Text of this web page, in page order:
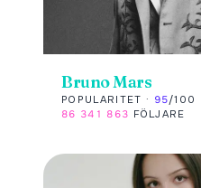
Bruno Mars
POPULARITET · 95/100
86 341 863 FÖLJARE